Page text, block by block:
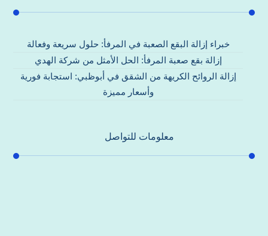
خبراء إزالة البقع الصعبة في المرفأ: حلول سريعة وفعالة
إزالة بقع صعبة المرفأ: الحل الأمثل من شركة الهدي
إزالة الروائح الكريهة من الشقق في أبوظبي: استجابة فورية
وأسعار مميزة
معلومات للتواصل